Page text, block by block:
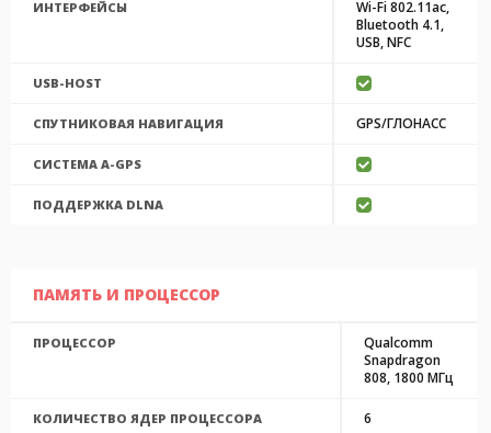
ИНТЕРФЕЙСЫ
Wi-Fi 802.11ac,
Bluetooth 4.1,
USB, NFC
USB-HOST
СПУТНИКОВАЯ НАВИГАЦИЯ GPS/ГЛОНАСС
CИСТЕМА A-GPS
ПОДДЕРЖКА DLNA
ПАМЯТЬ И ПРОЦЕССОР
ПРОЦЕССОР
Qualcomm
Snapdragon
808, 1800 МГц
КОЛИЧЕСТВО ЯДЕР ПРОЦЕССОРА 6